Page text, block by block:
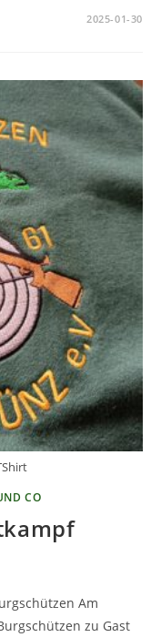
2025-01-30
CO
Am
zu Gast